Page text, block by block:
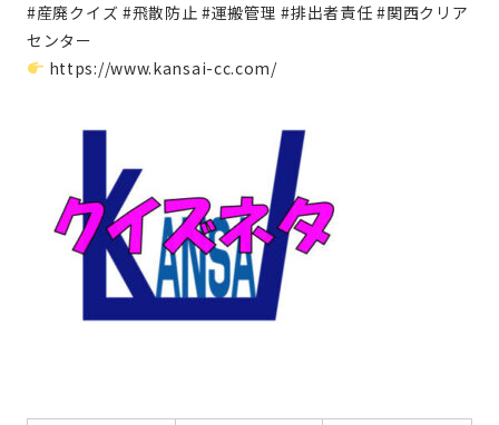
#産廃クイズ #飛散防止 #運搬管理 #排出者責任 #関西クリア
センター
https://www.kansai-cc.com/